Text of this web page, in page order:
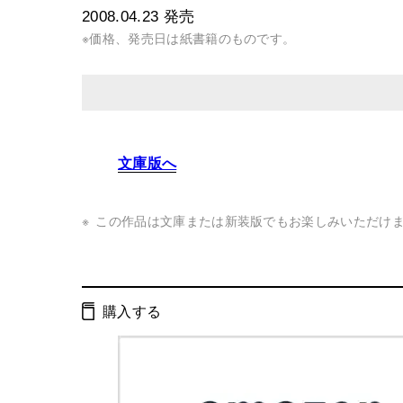
2008.04.23 発売
※価格、発売日は紙書籍のものです。
ISBN： 9784344014923
判型： 四六判
文庫版へ
この作品は文庫または新装版でもお楽しみいただけま
購入する